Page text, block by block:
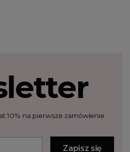
10% na pierwsze zamówienie